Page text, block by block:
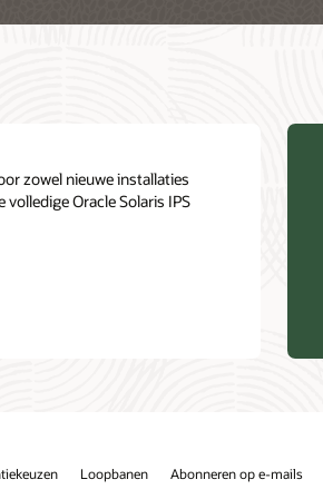
zowel nieuwe installaties
volledige Oracle Solaris IPS
Loopbanen Abonneren op e-mails